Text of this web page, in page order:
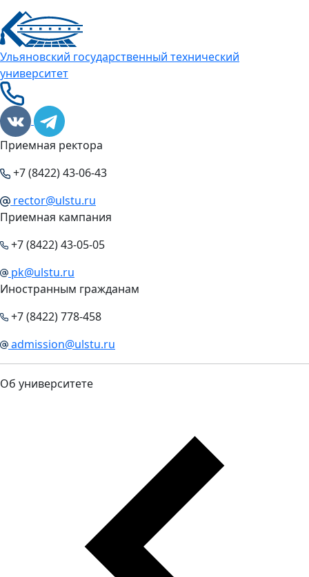
Ульяновский государственный технический
университет
Приемная ректора
+7 (8422) 43-06-43
rector@ulstu.ru
Приемная кампания
+7 (8422) 43-05-05
pk@ulstu.ru
Иностранным гражданам
+7 (8422) 778-458
admission@ulstu.ru
Об университете